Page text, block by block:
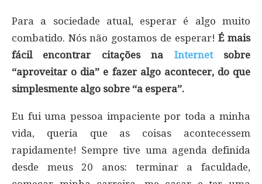
Para a sociedade atual, esperar é algo muito
combatido. Nós não gostamos de esperar!É mais
fácil encontrar citações na Internetsobre
“aproveitar o dia” e fazer algo acontecer, do que
simplesmente algo sobre “a espera”.
Eu fui uma pessoa impaciente por toda a minha
vida, queria que as coisas acontecessem
rapidamente! Sempre tive uma agenda definida
desde meus 20 anos: terminar a faculdade,